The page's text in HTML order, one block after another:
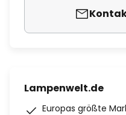
Lampenwelt.de
Europas größte